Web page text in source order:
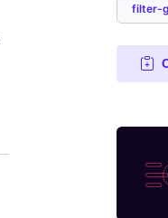
filter-